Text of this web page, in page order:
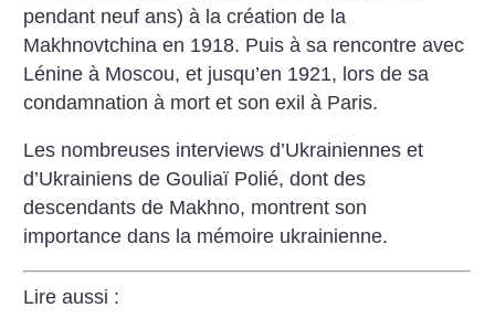
pendant neuf ans) à la création de la
Makhnovtchina en 1918. Puis à sa rencontre avec
Lénine à Moscou, et jusqu’en 1921, lors de sa
condamnation à mort et son exil à Paris.
Les nombreuses interviews d’Ukrainiennes et
d’Ukrainiens de Gouliaï Polié, dont des
descendants de Makhno, montrent son
importance dans la mémoire ukrainienne.
Lire aussi :